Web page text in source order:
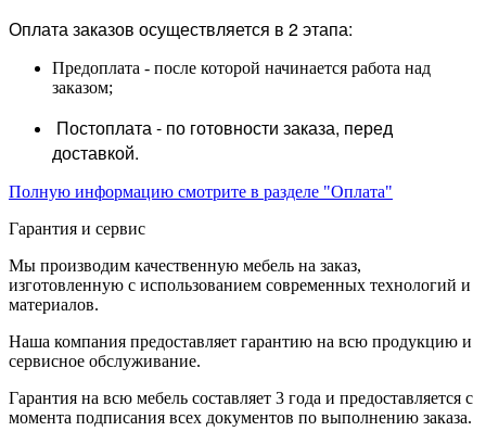
Оплата заказов осуществляется в 2 этапа:
Предоплата - после которой начинается работа над
заказом;
Постоплата - по готовности заказа, перед
доставкой.
Полную информацию смотрите в разделе "Оплата"
Гарантия и сервис
Мы производим качественную мебель на заказ,
изготовленную с использованием современных технологий и
материалов.
Наша компания предоставляет гарантию на всю продукцию и
сервисное обслуживание.
Гарантия на всю мебель составляет 3 года и предоставляется с
момента подписания всех документов по выполнению заказа.